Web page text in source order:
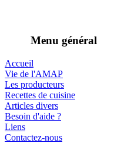
Menu général
Accueil
Vie de l'AMAP
Les producteurs
Recettes de cuisine
Articles divers
Besoin d'aide ?
Liens
Contactez-nous